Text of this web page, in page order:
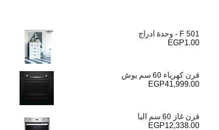
F 501 - وحدة ادراج
EGP1.00
فرن كهرباء 60 سم بوش
EGP41,999.00
فرن غاز 60 سم البا
EGP12,338.00